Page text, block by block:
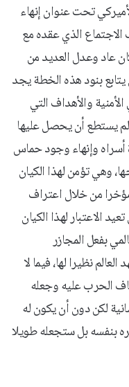
تحت عنوان إنهاء
الذي عقده مع
عاد وعدل العديد من
يتابع بنود هذه الخطة يجد
والأهداف التي
يستطع أن يحصل عليها
أسراه وإنهاء وجود حماس
وهي تؤمن لهذا الكيان
من خلال اعتراف
الاعتبار لهذا الكيان
بفعل المجازر
نظيرا لها، فيما لا
الحرب عليه وجعله
لكن دون أن يكون له
بنفسه بل ستجعله طويلا